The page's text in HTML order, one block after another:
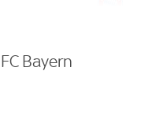
Bayern